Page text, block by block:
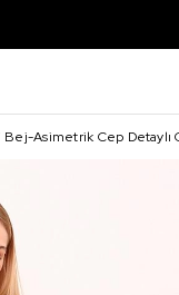
Bej-Asimetrik Cep Detaylı